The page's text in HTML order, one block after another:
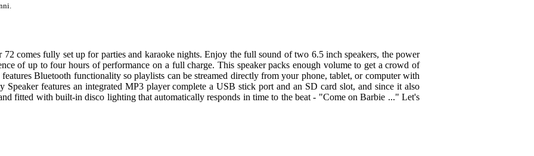
comes fully set up for parties and karaoke nights. Enjoy the full sound of two 6.5 inch speakers, the power
of up to four hours of performance on a full charge. This speaker packs enough volume to get a crowd of
Bluetooth functionality so playlists can be streamed directly from your phone, tablet, or computer with
Speaker features an integrated MP3 player complete a USB stick port and an SD card slot, and since it also
fitted with built-in disco lighting that automatically responds in time to the beat - "Come on Barbie ..." Let's